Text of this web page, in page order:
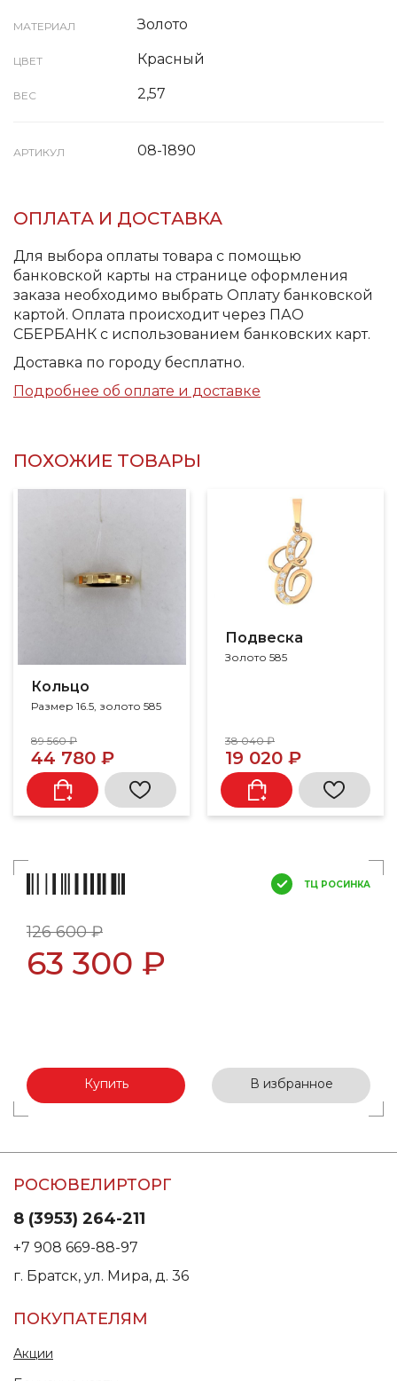
МАТЕРИАЛ Золото
ЦВЕТ Красный
ВЕС 2,57
АРТИКУЛ 08-1890
ОПЛАТА И ДОСТАВКА
Для выбора оплаты товара с помощью
банковской карты на странице оформления
заказа необходимо выбрать Оплату банковской
картой. Оплата происходит через ПАО
СБЕРБАНК с использованием банковских карт.
Доставка по городу бесплатно.
Подробнее об оплате и доставке
ПОХОЖИЕ ТОВАРЫ
Кольцо
Размер 16.5, золото 585
89 560 ₽
44 780 ₽
Подвеска
Золото 585
38 040 ₽
19 020 ₽
ТЦ РОСИНКА
126 600 ₽
63 300 ₽
Купить В избранное
РОСЮВЕЛИРТОРГ
8 (3953) 264-211
+7 908 669-88-97
г. Братск, ул. Мира, д. 36
ПОКУПАТЕЛЯМ
Акции